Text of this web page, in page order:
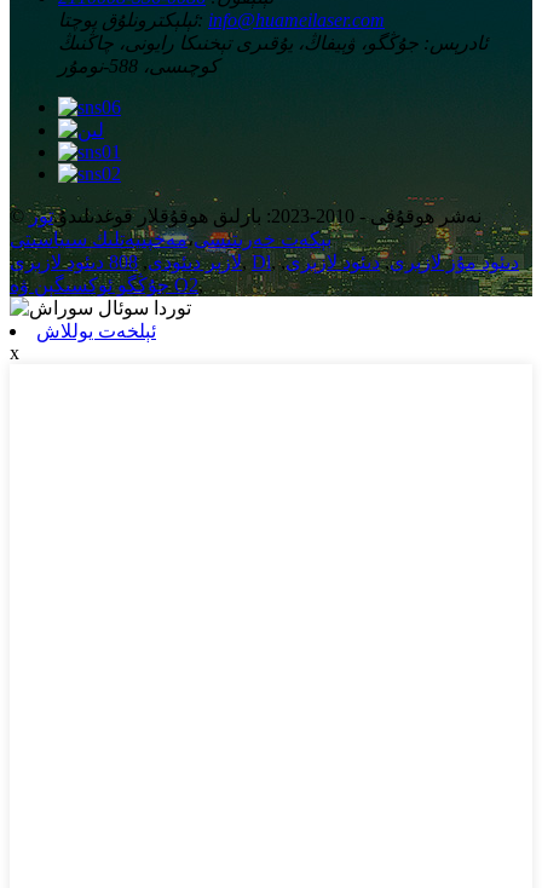
ئېلېكترونلۇق پوچتا: info@huameilaser.com
ئادرېس: جۇڭگو، ۋېيفاڭ، يۇقىرى تېخنىكا رايونى، چاڭنىڭ
كوچىسى، 588-نومۇر
© نەشر ھوقۇقى - 2010-2023: بارلىق ھوقۇقلار قوغدىلىدۇ.
تور
بېكەت خەرىتىسى،مەخپىيەتلىك سىياسىتى
لازېر دىئودى,808 دىئود لازېرى , Dl, دىئود مۇز لازېرى,دىئود لازېرى,
جۇڭگو ئوكسىگېن ۋە O2,
ئېلخەت يوللاش
x